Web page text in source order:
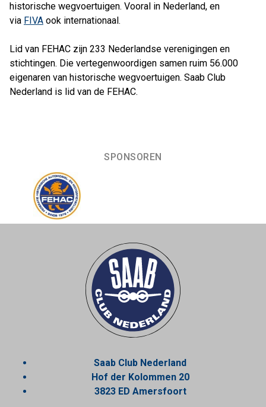
historische wegvoertuigen. Vooral in Nederland, en
via FIVA ook internationaal.
Lid van FEHAC zijn 233 Nederlandse verenigingen en
stichtingen. Die vertegenwoordigen samen ruim 56.000
eigenaren van historische wegvoertuigen. Saab Club
Nederland is lid van de FEHAC.
SPONSOREN
Saab Club Nederland
Hof der Kolommen 20
3823 ED Amersfoort